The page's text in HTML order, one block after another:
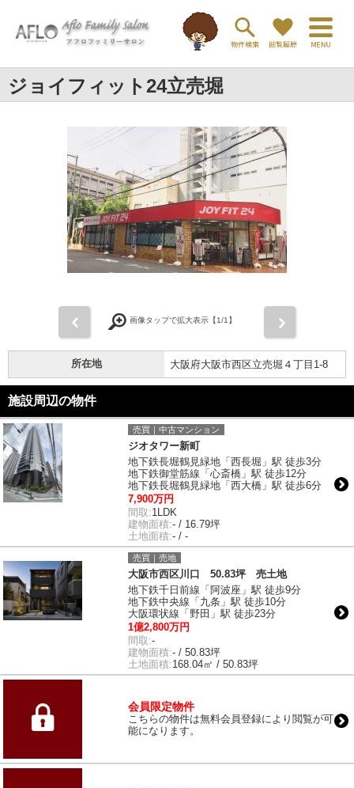
ジョイフィット24立売堀
画像タップで拡大表示【1/1】
所在地 大阪府大阪市西区立売堀４丁目1-8
施設周辺の物件
売買｜中古マンション
ジオタワー新町
地下鉄長堀鶴見緑地「西長堀」駅 徒歩3分
地下鉄御堂筋線「心斎橋」駅 徒歩12分
地下鉄長堀鶴見緑地「西大橋」駅 徒歩6分
7,900万円
間取:1LDK
建物面積:- / 16.79坪
土地面積:- / -
売買｜売地
大阪市西区川口 50.83坪 売土地
地下鉄千日前線「阿波座」駅 徒歩9分
地下鉄中央線「九条」駅 徒歩10分
大阪環状線「野田」駅 徒歩23分
1億2,800万円
間取:-
建物面積:- / 50.83坪
土地面積:168.04㎡ / 50.83坪
会員限定物件
こちらの物件は無料会員登録により閲覧が可
能になります。